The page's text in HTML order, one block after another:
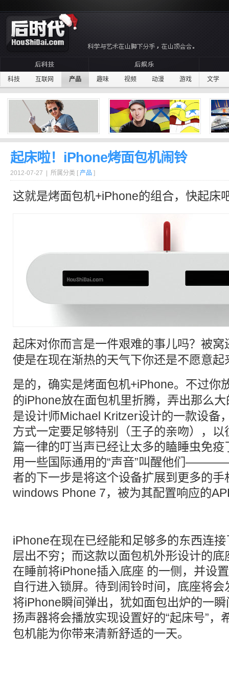
科技 互联网 产品 趣味 视频 动漫 游戏 文学
起床啦！iPhone烤面包机闹铃
2012-07-27 | 所属分类 [ 产品 ]
这就是烤面包机+iPhone的组合，快起床
起床对你而言是一件艰难的事儿吗？被
使是在现在渐热的天气下你还是不愿意起
是的，确实是烤面包机+iPhone。不过你
的iPhone放在面包机里折腾，弄出那么
是设计师Michael Kritzer设计的一款设备
方式一定要足够特别（王子的亲吻），
篇一律的叮当声已经让太多的瞌睡虫免
用一些国际通用的“声音”叫醒他们
者的下一步是将这个设备扩展到更多的
windows Phone 7，被为其配置响应的
iPhone在现在已经能和足够多的东西连
层出不穷；而这款以面包机外形设计的
在睡前将iPhone插入底座 的一侧，并设
自行进入锁屏。待到 闹铃时间，底座将
将iPhone瞬间弹出，犹如面包出炉的一
扬声器将会播放实现设置好的“起床号”，
包机能为你带来清新舒适的一天。